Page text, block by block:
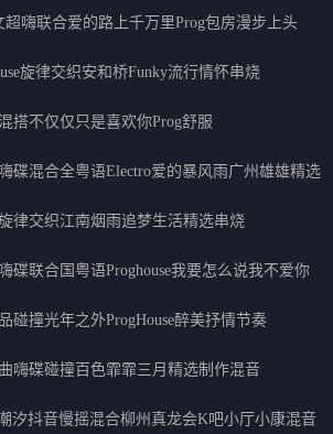
超嗨联合爱的路上千万里Prog包房漫步上头
旋律交织安和桥Funky流行情怀串烧
搭不仅仅只是喜欢你Prog舒服
碟混合全粤语Electro爱的暴风雨广州雄雄精选
律交织江南烟雨追梦生活精选串烧
碟联合国粤语Proghouse我要怎么说我不爱你
碰撞光年之外ProgHouse醉美抒情节奏
嗨碟碰撞百色霏霏三月精选制作混音
汐抖音慢摇混合柳州真龙会K吧小厅小康混音